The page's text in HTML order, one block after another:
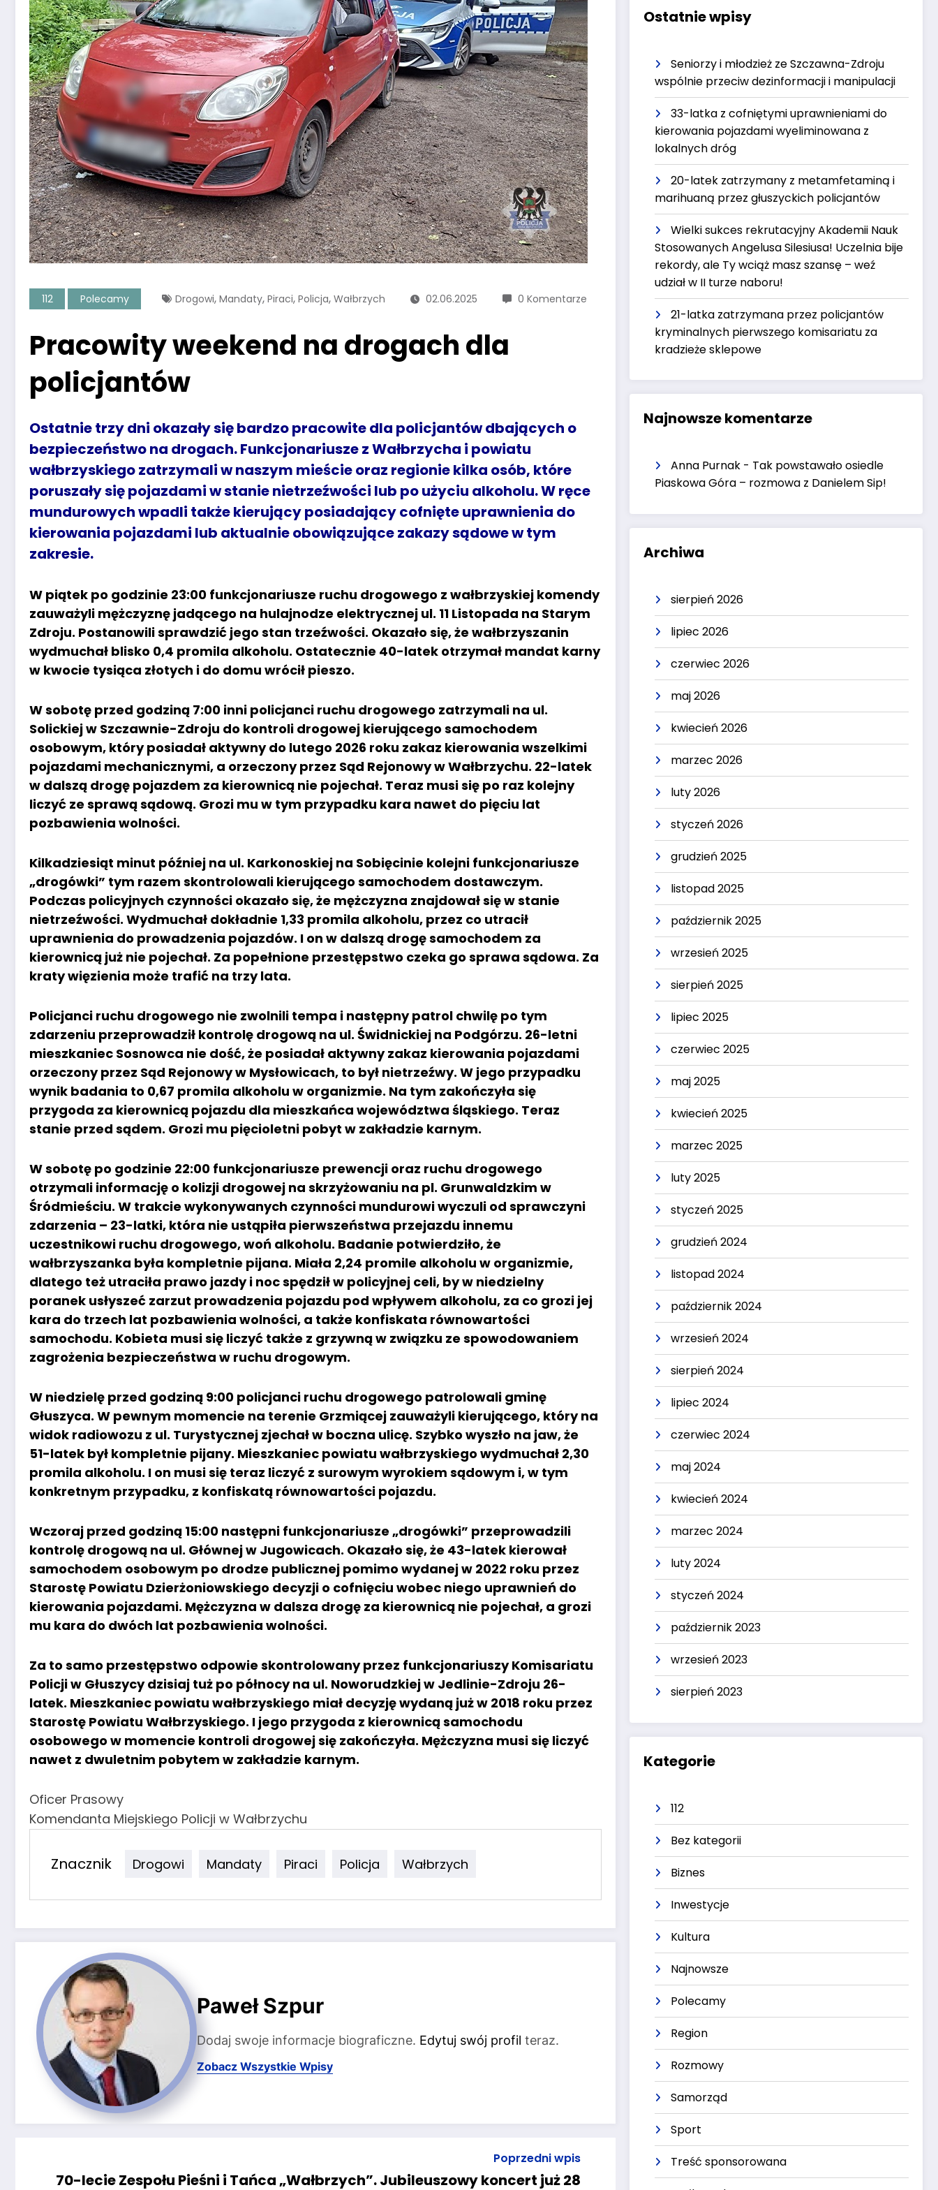
112 Polecamy Drogowi, Mandaty, Piraci, Policja, Wałbrzych 02.06.2025 0 Komentarze
Pracowity weekend na drogach dla
policjantów
Ostatnie trzy dni okazały się bardzo pracowite dla policjantów dbających o
bezpieczeństwo na drogach. Funkcjonariusze z Wałbrzycha i powiatu
wałbrzyskiego zatrzymali w naszym mieście oraz regionie kilka osób, które
poruszały się pojazdami w stanie nietrzeźwości lub po użyciu alkoholu. W ręce
mundurowych wpadli także kierujący posiadający cofnięte uprawnienia do
kierowania pojazdami lub aktualnie obowiązujące zakazy sądowe w tym
zakresie.
W piątek po godzinie 23:00 funkcjonariusze ruchu drogowego z wałbrzyskiej komendy
zauważyli mężczyznę jadącego na hulajnodze elektrycznej ul. 11 Listopada na Starym
Zdroju. Postanowili sprawdzić jego stan trzeźwości. Okazało się, że wałbrzyszanin
wydmuchał blisko 0,4 promila alkoholu. Ostatecznie 40-latek otrzymał mandat karny
w kwocie tysiąca złotych i do domu wrócił pieszo.
W sobotę przed godziną 7:00 inni policjanci ruchu drogowego zatrzymali na ul.
Solickiej w Szczawnie-Zdroju do kontroli drogowej kierującego samochodem
osobowym, który posiadał aktywny do lutego 2026 roku zakaz kierowania wszelkimi
pojazdami mechanicznymi, a orzeczony przez Sąd Rejonowy w Wałbrzychu. 22-latek
w dalszą drogę pojazdem za kierownicą nie pojechał. Teraz musi się po raz kolejny
liczyć ze sprawą sądową. Grozi mu w tym przypadku kara nawet do pięciu lat
pozbawienia wolności.
Kilkadziesiąt minut później na ul. Karkonoskiej na Sobięcinie kolejni funkcjonariusze
„drogówki” tym razem skontrolowali kierującego samochodem dostawczym.
Podczas policyjnych czynności okazało się, że mężczyzna znajdował się w stanie
nietrzeźwości. Wydmuchał dokładnie 1,33 promila alkoholu, przez co utracił
uprawnienia do prowadzenia pojazdów. I on w dalszą drogę samochodem za
kierownicą już nie pojechał. Za popełnione przestępstwo czeka go sprawa sądowa. Za
kraty więzienia może trafić na trzy lata.
Policjanci ruchu drogowego nie zwolnili tempa i następny patrol chwilę po tym
zdarzeniu przeprowadził kontrolę drogową na ul. Świdnickiej na Podgórzu. 26-letni
mieszkaniec Sosnowca nie dość, że posiadał aktywny zakaz kierowania pojazdami
orzeczony przez Sąd Rejonowy w Mysłowicach, to był nietrzeźwy. W jego przypadku
wynik badania to 0,67 promila alkoholu w organizmie. Na tym zakończyła się
przygoda za kierownicą pojazdu dla mieszkańca województwa śląskiego. Teraz
stanie przed sądem. Grozi mu pięcioletni pobyt w zakładzie karnym.
W sobotę po godzinie 22:00 funkcjonariusze prewencji oraz ruchu drogowego
otrzymali informację o kolizji drogowej na skrzyżowaniu na pl. Grunwaldzkim w
Śródmieściu. W trakcie wykonywanych czynności mundurowi wyczuli od sprawczyni
zdarzenia – 23-latki, która nie ustąpiła pierwszeństwa przejazdu innemu
uczestnikowi ruchu drogowego, woń alkoholu. Badanie potwierdziło, że
wałbrzyszanka była kompletnie pijana. Miała 2,24 promile alkoholu w organizmie,
dlatego też utraciła prawo jazdy i noc spędził w policyjnej celi, by w niedzielny
poranek usłyszeć zarzut prowadzenia pojazdu pod wpływem alkoholu, za co grozi jej
kara do trzech lat pozbawienia wolności, a także konfiskata równowartości
samochodu. Kobieta musi się liczyć także z grzywną w związku ze spowodowaniem
zagrożenia bezpieczeństwa w ruchu drogowym.
W niedzielę przed godziną 9:00 policjanci ruchu drogowego patrolowali gminę
Głuszyca. W pewnym momencie na terenie Grzmiącej zauważyli kierującego, który na
widok radiowozu z ul. Turystycznej zjechał w boczna ulicę. Szybko wyszło na jaw, że
51-latek był kompletnie pijany. Mieszkaniec powiatu wałbrzyskiego wydmuchał 2,30
promila alkoholu. I on musi się teraz liczyć z surowym wyrokiem sądowym i, w tym
konkretnym przypadku, z konfiskatą równowartości pojazdu.
Wczoraj przed godziną 15:00 następni funkcjonariusze „drogówki” przeprowadzili
kontrolę drogową na ul. Głównej w Jugowicach. Okazało się, że 43-latek kierował
samochodem osobowym po drodze publicznej pomimo wydanej w 2022 roku przez
Starostę Powiatu Dzierżoniowskiego decyzji o cofnięciu wobec niego uprawnień do
kierowania pojazdami. Mężczyzna w dalsza drogę za kierownicą nie pojechał, a grozi
mu kara do dwóch lat pozbawienia wolności.
Za to samo przestępstwo odpowie skontrolowany przez funkcjonariuszy Komisariatu
Policji w Głuszycy dzisiaj tuż po północy na ul. Noworudzkiej w Jedlinie-Zdroju 26-
latek. Mieszkaniec powiatu wałbrzyskiego miał decyzję wydaną już w 2018 roku przez
Starostę Powiatu Wałbrzyskiego. I jego przygoda z kierownicą samochodu
osobowego w momencie kontroli drogowej się zakończyła. Mężczyzna musi się liczyć
nawet z dwuletnim pobytem w zakładzie karnym.
Oficer Prasowy
Komendanta Miejskiego Policji w Wałbrzychu
Znacznik Drogowi Mandaty Piraci Policja Wałbrzych
Paweł Szpur
Dodaj swoje informacje biograficzne. Edytuj swój profil teraz.
Zobacz Wszystkie Wpisy
Poprzedni wpis
70-lecie Zespołu Pieśni i Tańca „Wałbrzych”. Jubileuszowy koncert już 28
Ostatnie wpisy
Seniorzy i młodzież ze Szczawna-Zdroju
wspólnie przeciw dezinformacji i manipulacji
33-latka z cofniętymi uprawnieniami do
kierowania pojazdami wyeliminowana z
lokalnych dróg
20-latek zatrzymany z metamfetaminą i
marihuaną przez głuszyckich policjantów
Wielki sukces rekrutacyjny Akademii Nauk
Stosowanych Angelusa Silesiusa! Uczelnia bije
rekordy, ale Ty wciąż masz szansę – weź
udział w II turze naboru!
21-latka zatrzymana przez policjantów
kryminalnych pierwszego komisariatu za
kradzieże sklepowe
Najnowsze komentarze
Anna Purnak - Tak powstawało osiedle
Piaskowa Góra – rozmowa z Danielem Sip!
Archiwa
sierpień 2026
lipiec 2026
czerwiec 2026
maj 2026
kwiecień 2026
marzec 2026
luty 2026
styczeń 2026
grudzień 2025
listopad 2025
październik 2025
wrzesień 2025
sierpień 2025
lipiec 2025
czerwiec 2025
maj 2025
kwiecień 2025
marzec 2025
luty 2025
styczeń 2025
grudzień 2024
listopad 2024
październik 2024
wrzesień 2024
sierpień 2024
lipiec 2024
czerwiec 2024
maj 2024
kwiecień 2024
marzec 2024
luty 2024
styczeń 2024
październik 2023
wrzesień 2023
sierpień 2023
Kategorie
112
Bez kategorii
Biznes
Inwestycje
Kultura
Najnowsze
Polecamy
Region
Rozmowy
Samorząd
Sport
Treść sponsorowana